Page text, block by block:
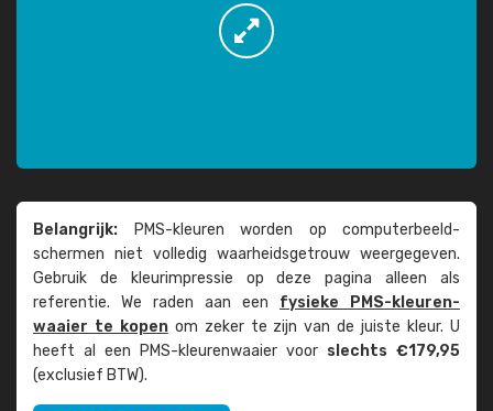
Belangrijk: PMS-kleuren worden op computer­beeld­
schermen niet volledig waarheids­­getrouw weer­gegeven.
Gebruik de kleur­impressie op deze pagina alleen als
referentie. We raden aan een fysieke PMS-kleuren­
waaier te kopenom zeker te zijn van de juiste kleur. U
heeft al een PMS-kleuren­waaier voor slechts €179,95
(exclusief BTW).